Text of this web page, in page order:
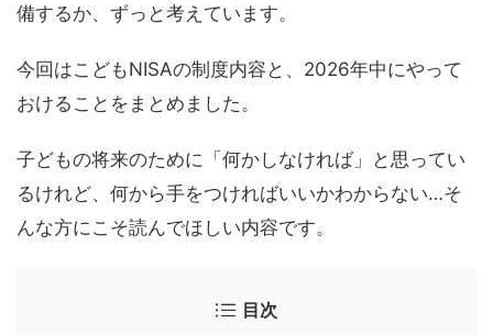
備するか、ずっと考えています。
今回はこどもNISAの制度内容と、2026年中にやって
おけることをまとめました。
子どもの将来のために「何かしなければ」と思ってい
るけれど、何から手をつければいいかわからない…そ
んな方にこそ読んでほしい内容です。
目次